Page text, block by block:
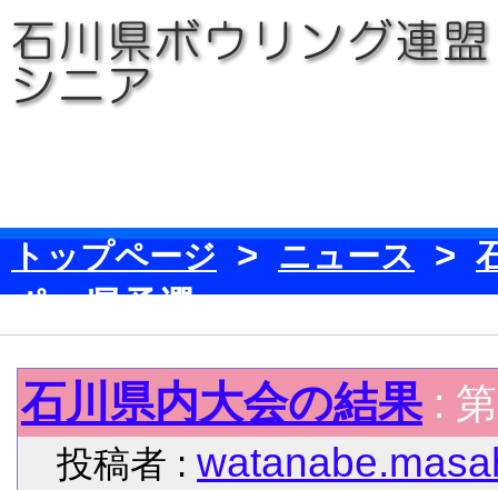
トップページ > ニュース >
ポ 県予選
石川県内大会の結果:
投稿者 :